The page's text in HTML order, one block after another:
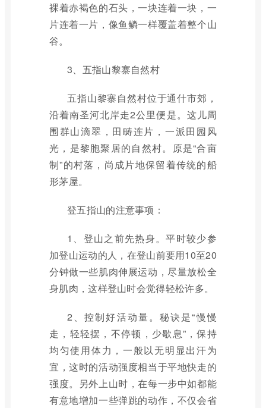
裸着赤褐色的石头，一块连着一块，一
片连着一片，像鱼鳞一样覆盖着整个山
谷。
3、五指山黎寨自然村
五指山黎寨自然村位于通什市郊，
沿着南圣河北岸走2公里便是。这儿周
围群山滴翠，田畴连片，一派田园风
光，是黎胞聚居的自然村。原是“合亩
制”的村落，尚成片地保留着传统的船
形茅屋。
登五指山的注意事项：
1、登山之前先热身。平时较少参
加登山运动的人，在登山前要用10至20
分钟做一些肌肉伸展运动，尽量放松全
身肌肉，这样登山时会觉得轻松许多。
2、控制好活动量。秘诀是“慢慢
走，轻轻摆，不停顿，少歇息”，保持
均匀使用体力，一般以无明显出汗为
宜，这时的活动强度相当于平地快走的
强度。另外上山时，在每一步中如都能
有意地增加一些弹跳的动作，不仅会省